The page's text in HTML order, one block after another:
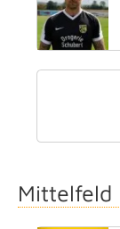
Mittelfeld